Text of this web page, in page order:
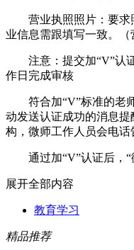
营业执照照片：要
业信息需跟填写一致。（
注意：提交加“V”认
作日完成审核
符合加“V”标准的老
动发送认证成功的消息
构，微师工作人员会电话
通过加“V”认证后，
展开全部内容
教育学习
精品推荐